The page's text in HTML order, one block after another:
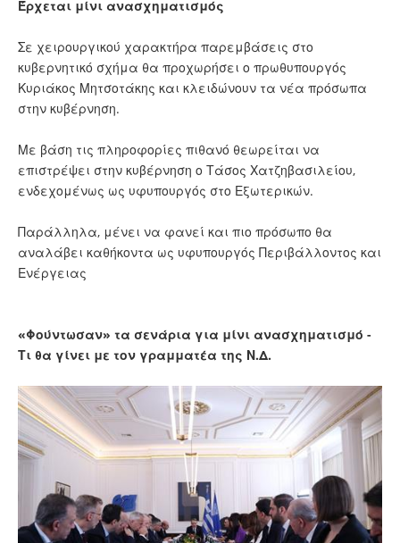
Έρχεται μίνι ανασχηματισμός
Σε χειρουργικού χαρακτήρα παρεμβάσεις στο
κυβερνητικό σχήμα θα προχωρήσει ο πρωθυπουργός
Κυριάκος Μητσοτάκης και κλειδώνουν τα νέα πρόσωπα
στην κυβέρνηση.
Με βάση τις πληροφορίες πιθανό θεωρείται να
επιστρέψει στην κυβέρνηση ο Τάσος Χατζηβασιλείου,
ενδεχομένως ως υφυπουργός στο Εξωτερικών.
Παράλληλα, μένει να φανεί και πιο πρόσωπο θα
αναλάβει καθήκοντα ως υφυπουργός Περιβάλλοντος και
Ενέργειας
«Φούντωσαν» τα σενάρια για μίνι ανασχηματισμό -
Τι θα γίνει με τον γραμματέα της Ν.Δ.